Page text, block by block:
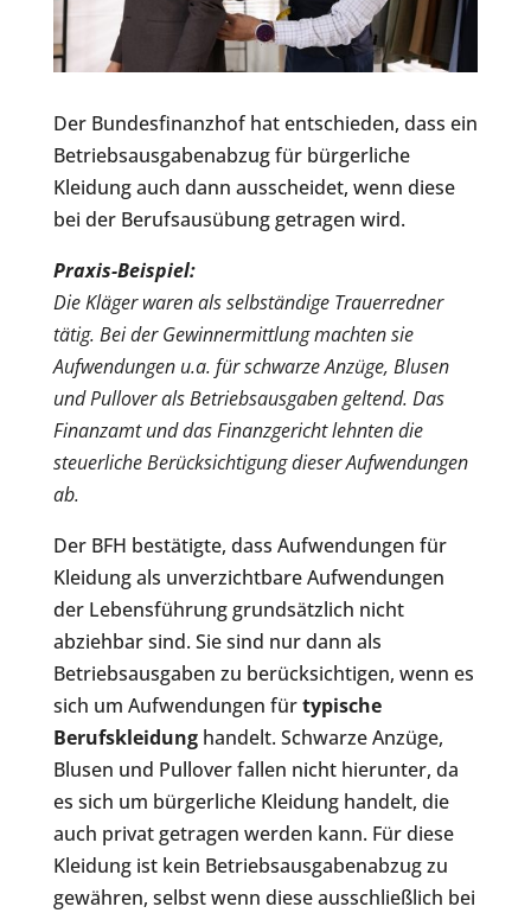
Der Bundesfinanzhof hat entschieden, dass ein
Betriebsausgabenabzug für bürgerliche
Kleidung auch dann ausscheidet, wenn diese
bei der Berufsausübung getragen wird.
Praxis-Beispiel:
Die Kläger waren als selbständige Trauerredner
tätig. Bei der Gewinnermittlung machten sie
Aufwendungen u.a. für schwarze Anzüge, Blusen
und Pullover als Betriebsausgaben geltend. Das
Finanzamt und das Finanzgericht lehnten die
steuerliche Berücksichtigung dieser Aufwendungen
ab.
Der BFH bestätigte, dass Aufwendungen für
Kleidung als unverzichtbare Aufwendungen
der Lebensführung grundsätzlich nicht
abziehbar sind. Sie sind nur dann als
Betriebsausgaben zu berücksichtigen, wenn es
sich um Aufwendungen fürtypische
Berufskleidunghandelt. Schwarze Anzüge,
Blusen und Pullover fallen nicht hierunter, da
es sich um bürgerliche Kleidung handelt, die
auch privat getragen werden kann. Für diese
Kleidung ist kein Betriebsausgabenabzug zu
gewähren, selbst wenn diese ausschließlich bei